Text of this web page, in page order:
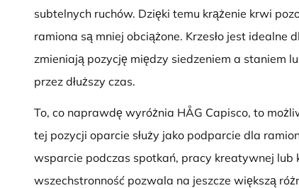
subtelnych ruchów. Dzięki temu krążenie krwi
ramiona są mniej obciążone. Krzesło jest idealne
zmieniają pozycję między siedzeniem a staniem
przez dłuższy czas.
To, co naprawdę wyróżnia HÅG Capisco, to
tej pozycji oparcie służy jako podparcie dla
wsparcie podczas spotkań, pracy kreatywnej lub
wszechstronność pozwala na jeszcze większą